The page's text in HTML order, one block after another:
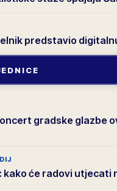
predstavio
gradske glazbe
kako će radovi utjecati